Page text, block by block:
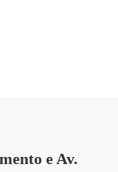
e Av.